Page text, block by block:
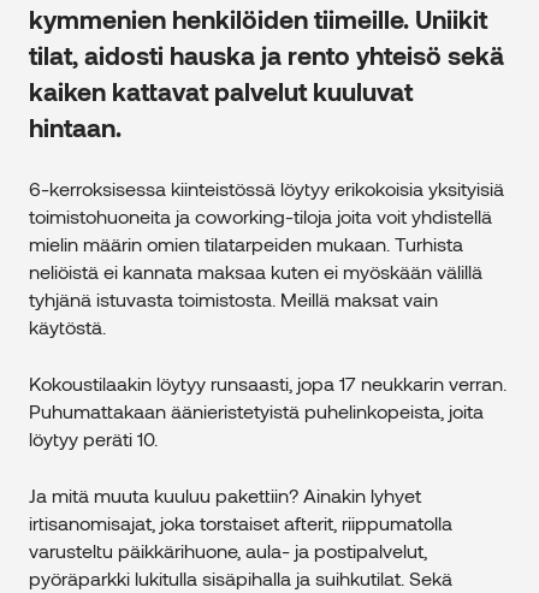
kymmenien henkilöiden tiimeille. Uniikit
tilat, aidosti hauska ja rento yhteisö sekä
kaiken kattavat palvelut kuuluvat
hintaan.
6-kerroksisessa kiinteistössä löytyy erikokoisia yksityisiä
toimistohuoneita ja coworking-tiloja joita voit yhdistellä
mielin määrin omien tilatarpeiden mukaan. Turhista
neliöistä ei kannata maksaa kuten ei myöskään välillä
tyhjänä istuvasta toimistosta. Meillä maksat vain
käytöstä.
Kokoustilaakin löytyy runsaasti, jopa 17 neukkarin verran.
Puhumattakaan äänieristetyistä puhelinkopeista, joita
löytyy peräti 10.
Ja mitä muuta kuuluu pakettiin? Ainakin lyhyet
irtisanomisajat, joka torstaiset afterit, riippumatolla
varusteltu päikkärihuone, aula- ja postipalvelut,
pyöräparkki lukitulla sisäpihalla ja suihkutilat. Sekä